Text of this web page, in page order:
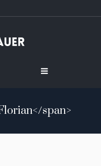
span>